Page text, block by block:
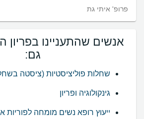
פרופ' איתי גת
אנשים שהתעניינו בפריון
גם:
שחלות פוליציסטיות (ציסטה
גינקולוגיה ופריון
ייעוץ רופא נשים מומחה לפוריות